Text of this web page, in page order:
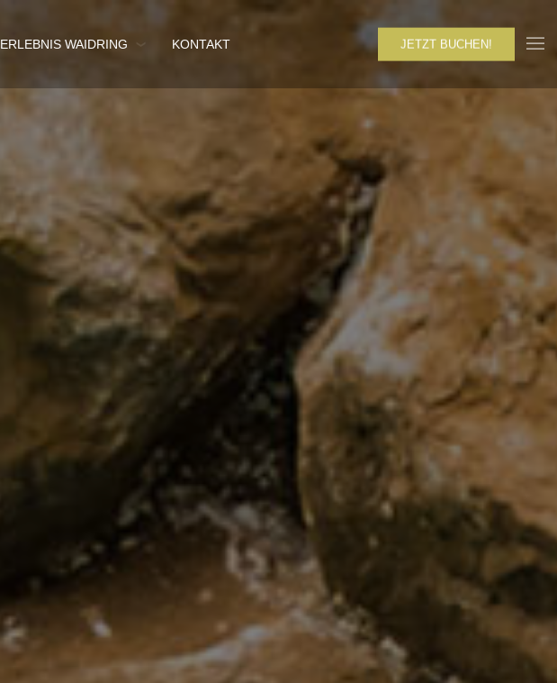
ERLEBNIS WAIDRING KONTAKT JETZT BUCHEN!